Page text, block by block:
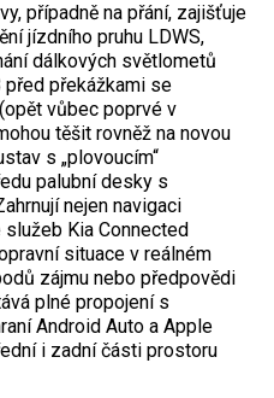
případně na přání, zajišťuje
jízdního pruhu LDWS,
dálkových světlometů
před překážkami se
vůbec poprvé v
těšit rovněž na novou
s „plovoucím“
palubní desky s
nejen navigaci
Kia Connected
situace v reálném
zájmu nebo předpovědi
plné propojení s
Android Auto a Apple
i zadní části prostoru